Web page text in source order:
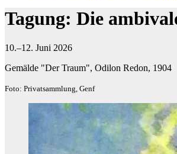
Tagung: Die
10.–12. Juni 2026
Gemälde "Der Traum", Odilon Redon, 1904
Foto: Privatsammlung, Genf